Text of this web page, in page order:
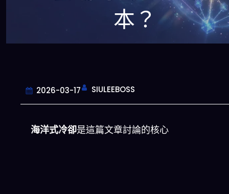
本？
2026-03-17 SIULEEBOSS
海洋式冷卻是這篇文章討論的核心